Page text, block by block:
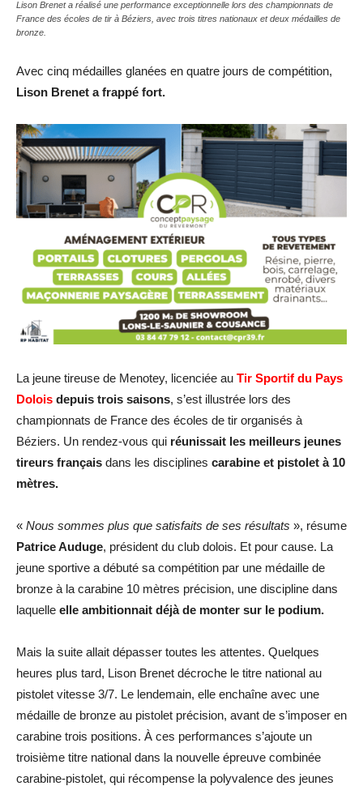
Lison Brenet a réalisé une performance exceptionnelle lors des championnats de
France des écoles de tir à Béziers, avec trois titres nationaux et deux médailles de
bronze.
Avec cinq médailles glanées en quatre jours de compétition,
Lison Brenet a frappé fort.
La jeune tireuse de Menotey, licenciée au Tir Sportif du Pays
Dolois depuis trois saisons, s’est illustrée lors des
championnats de France des écoles de tir organisés à
Béziers. Un rendez-vous qui réunissait les meilleurs jeunes
tireurs français dans les disciplines carabine et pistolet à 10
mètres.
« Nous sommes plus que satisfaits de ses résultats », résume
Patrice Auduge, président du club dolois. Et pour cause. La
jeune sportive a débuté sa compétition par une médaille de
bronze à la carabine 10 mètres précision, une discipline dans
laquelle elle ambitionnait déjà de monter sur le podium.
Mais la suite allait dépasser toutes les attentes. Quelques
heures plus tard, Lison Brenet décroche le titre national au
pistolet vitesse 3/7. Le lendemain, elle enchaîne avec une
médaille de bronze au pistolet précision, avant de s’imposer en
carabine trois positions. À ces performances s’ajoute un
troisième titre national dans la nouvelle épreuve combinée
carabine-pistolet, qui récompense la polyvalence des jeunes